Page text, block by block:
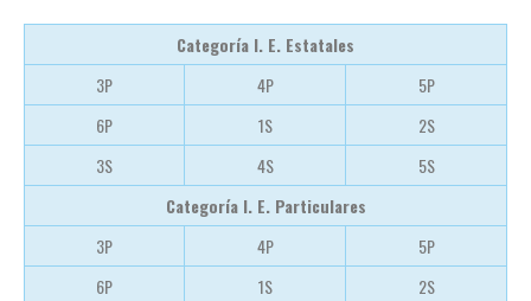
Categoría I. E. Estatales
3P
4P
5P
6P
1S
2S
3S
4S
5S
Categoría I. E. Particulares
3P
4P
5P
6P
1S
2S